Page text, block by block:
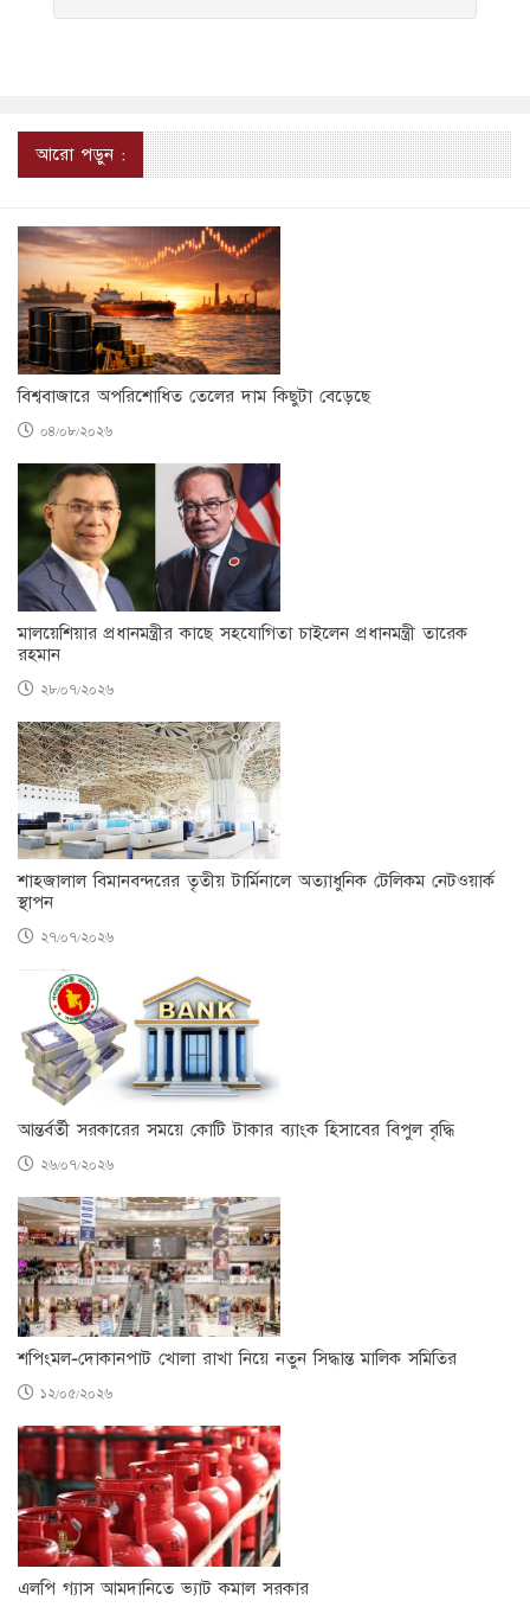
আরো পড়ুন :
বিশ্ববাজারে অপরিশোধিত তেলের দাম কিছুটা বেড়েছে
০৪/০৮/২০২৬
মালয়েশিয়ার প্রধানমন্ত্রীর কাছে সহযোগিতা চাইলেন প্রধানমন্ত্রী তারেক
রহমান
২৮/০৭/২০২৬
শাহজালাল বিমানবন্দরের তৃতীয় টার্মিনালে অত্যাধুনিক টেলিকম নেটওয়ার্ক
স্থাপন
২৭/০৭/২০২৬
আন্তর্বর্তী সরকারের সময়ে কোটি টাকার ব্যাংক হিসাবের বিপুল বৃদ্ধি
২৬/০৭/২০২৬
শপিংমল-দোকানপাট খোলা রাখা নিয়ে নতুন সিদ্ধান্ত মালিক সমিতির
১২/০৫/২০২৬
এলপি গ্যাস আমদানিতে ভ্যাট কমাল সরকার